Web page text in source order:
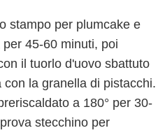
stampo per plumcake e
45-60 minuti, poi
il tuorlo d'uovo sbattuto
la granella di pistacchi.
a 180° per 30-
stecchino per